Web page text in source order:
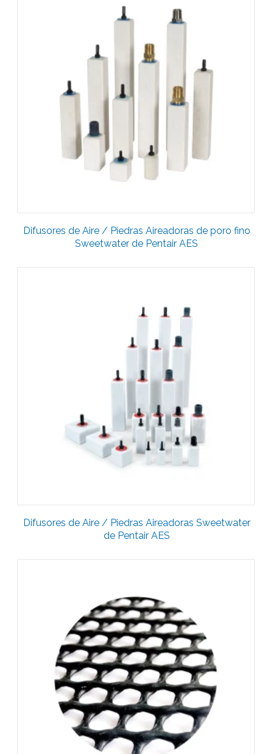
Difusores de Aire / Piedras Aireadoras de poro fino
Sweetwater de Pentair AES
Difusores de Aire / Piedras Aireadoras Sweetwater
de Pentair AES